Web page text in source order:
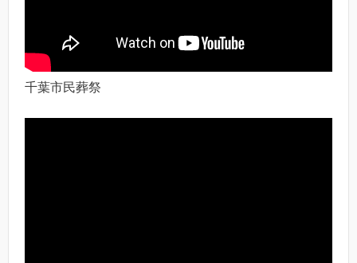
千葉市民葬祭